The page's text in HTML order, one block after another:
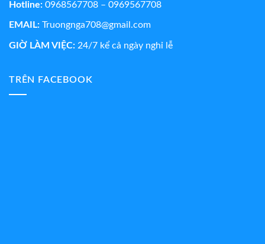
Hotline: 0968567708 – 0969567708
EMAIL: Truongnga708@gmail.com
GIỜ LÀM VIỆC: 24/7 kể cả ngày nghỉ lễ
TRÊN FACEBOOK